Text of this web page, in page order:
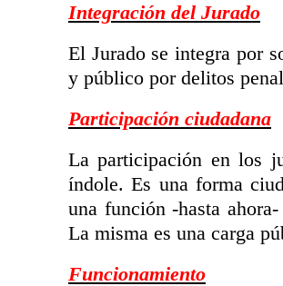
Integración del Jurado
El Jurado se integra por
y público por delitos
Participación ciudadana
La participación en los
índole. Es una forma
una función -hasta
La misma es una carga
Funcionamiento